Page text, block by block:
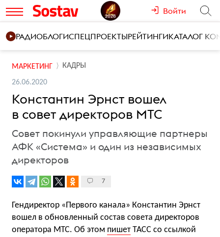
Войти
РАДИОБЛОГИСПЕЦПРОЕКТЫРЕЙТИНГИКАТАЛОГ
МАРКЕТИНГ КАДРЫ
26.06.2020
Константин Эрнст вошел
в совет директоров МТС
Совет покинули управляющие партнеры
АФК «Система» и один из независимых
директоров
7
Гендиректор «Первого канала» Константин Эрнст
вошел в обновленный состав совета директоров
оператора МТС. Об этом пишет ТАСС со ссылкой